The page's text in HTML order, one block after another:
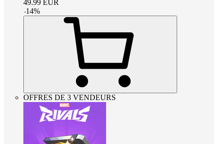
49.99 EUR
-14%
OFFRES DE 3 VENDEURS